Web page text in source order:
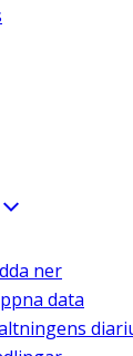
ner
data